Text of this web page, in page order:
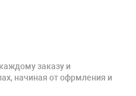
заказу и
начиная от офрмления и